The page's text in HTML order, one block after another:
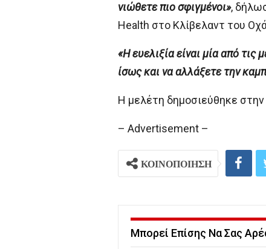
νιώθετε πιο σφιγμένοι»,
Health στο Κλίβελαντ του
«Η ευελιξία είναι μία από
ίσως και να αλλάξετε την
Η μελέτη δημοσιεύθηκε
– Advertisement –
ΚΟΙΝΟΠΟΙΗΣΗ
Μπορεί Επίσης Να Σας